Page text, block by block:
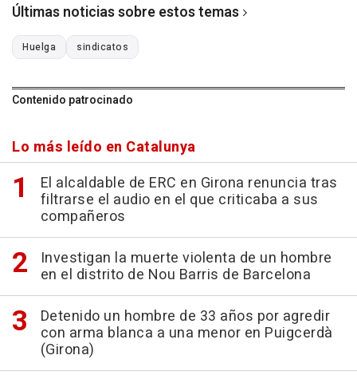
Últimas noticias sobre estos temas
Huelga sindicatos
Contenido patrocinado
Lo más leído en Catalunya
El alcaldable de ERC en Girona renuncia tras
filtrarse el audio en el que criticaba a sus
compañeros
Investigan la muerte violenta de un hombre
en el distrito de Nou Barris de Barcelona
Detenido un hombre de 33 años por agredir
con arma blanca a una menor en Puigcerdà
(Girona)